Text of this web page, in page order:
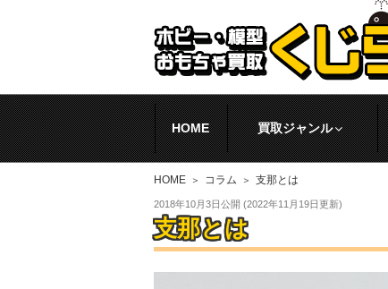
HOME 買取ジャンル
HOME コラム 支那とは
2018年10月3日公開 (2022年11月19日 更新)
支那とは